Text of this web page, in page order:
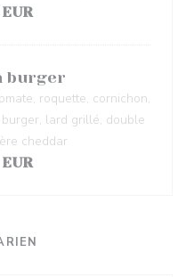
burger
roquette, cornichon,
lard grillé, double
cheddar